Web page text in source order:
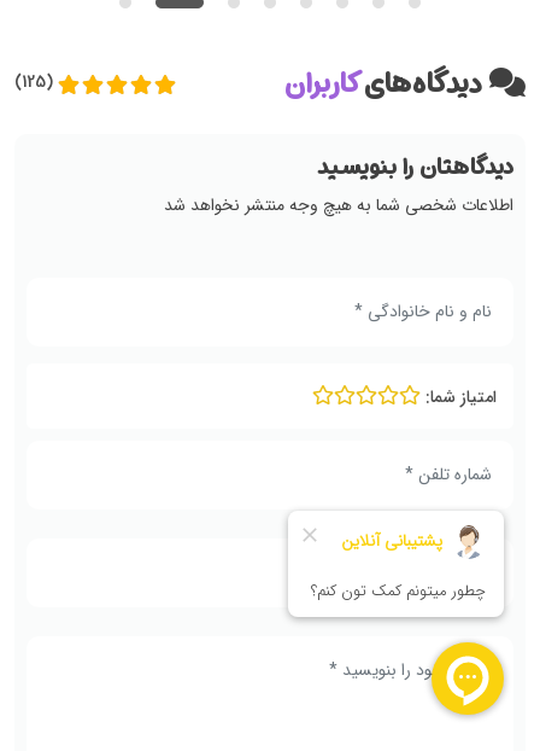
دیدگاه‌هایکاربران (125)
دیدگاهتان را بنویسید
اطلاعات شخصی شما به هیچ وجه منتشر نخواهد شد
امتیاز شما: